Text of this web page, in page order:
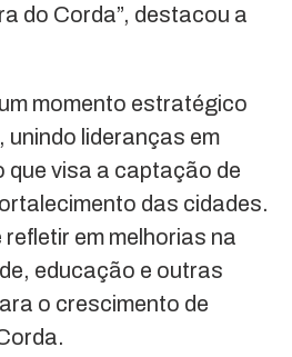
do Corda”, destacou a
momento estratégico
unindo lideranças em
que visa a captação de
das cidades.
em melhorias na
educação e outras
o crescimento de